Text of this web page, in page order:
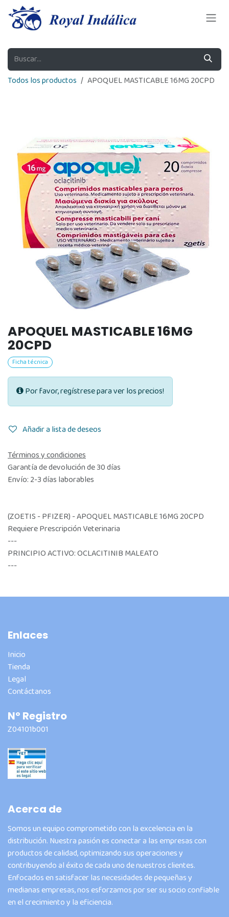
Ir al contenido
Todos los productos APOQUEL MASTICABLE 16MG 20CPD
APOQUEL MASTICABLE 16MG
20CPD
Ficha técnica
Por favor, regístrese para ver los precios!
Añadir a lista de deseos
Términos y condiciones
Garantía de devolución de 30 días
Envío: 2-3 días laborables
(ZOETIS - PFIZER) - APOQUEL MASTICABLE 16MG 20CPD
Requiere Prescripción Veterinaria
---
PRINCIPIO ACTIVO: OCLACITINIB MALEATO
---
Enlaces
Inicio
Tienda
Legal
Contáctanos
Nº Registro
Z04101b001
Acerca de
Somos un equipo comprometido con la excelencia en la
distribución. Nuestra pasión es conectar a las empresas con
productos de calidad, optimizando sus operaciones y
contribuyendo al éxito de cada uno de nuestros clientes.
Enfocados en satisfacer las necesidades de pequeñas y
medianas empresas, nos esforzamos por ser su socio confiable
en el crecimiento y la eficiencia.